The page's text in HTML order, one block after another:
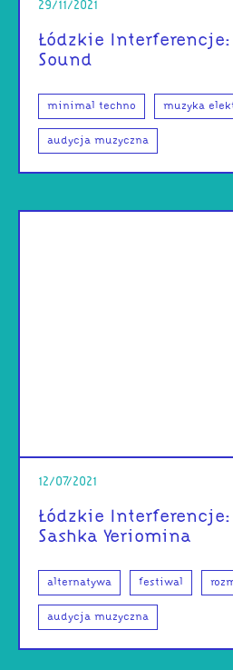
29/11/2021
Łódzkie Interferencje:
Sound
minimal techno muzyka
audycja muzyczna
12/07/2021
Łódzkie Interferencje:
Sashka Yeriomina
alternatywa festiwal
audycja muzyczna